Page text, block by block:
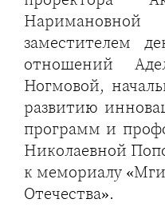
заместителем
отношений
Ногмовой,
развитию
программ и
Николаевной
к мемориалу
Отечества».